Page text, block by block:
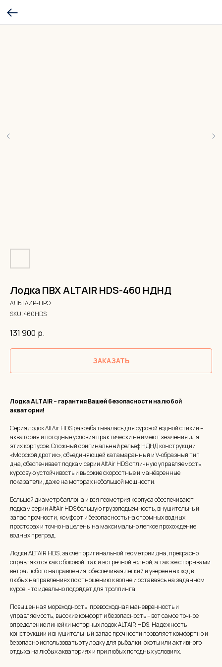
Лодка ПВХ ALTAIR HDS-460 НДНД
АЛЬТАИР-ПРО
SKU:460HDS
131 900 р.
ЗАКАЗАТЬ
Лодка ALTAIR – гарантия Вашей безопасности на любой
акватории!
Серия лодок AltAir HDS разрабатывалась для суровой водной стихии –
акватория и погодные условия практически не имеют значения для
этих корпусов. Сложный оригинальный рельеф НДНД конструкции
«Морской дротик», объединяющей катамаранный и V-образный тип
дна, обеспечивает лодкам серии AltAir HDS отличную управляемость,
курсовую устойчивость и высокие скоростные и манёвренные
показатели, даже на моторах небольшой мощности.
Большой диаметр баллона и вся геометрия корпуса обеспечивают
лодкам серии AltAir HDS большую грузоподъемность, внушительный
запас прочности, комфорт и безопасность на огромных водных
просторах и точно нацелены на максимально легкое прохождение
водных преград.
Лодки ALTAIR HDS, за счёт оригинальной геометрии дна, прекрасно
справляются как с боковой, так и встречной волной, а так же с порывами
ветра любого направления, обеспечивая легкий и уверенных ход в
любых направлениях по отношению к волне и оставаясь на заданном
курсе, что идеально подойдет для троллинга.
Повышенная мореходность, превосходная маневренность и
управляемость, высокие комфорт и безопасность – вот самое точное
определение линейки моторных лодок ALTAIR HDS. Надежность
конструкции и внушительный запас прочности позволяет комфортно и
безопасно использовать эту лодку для рыбалки, охоты или активного
отдыха на любых акваториях и при любых погодных условиях.